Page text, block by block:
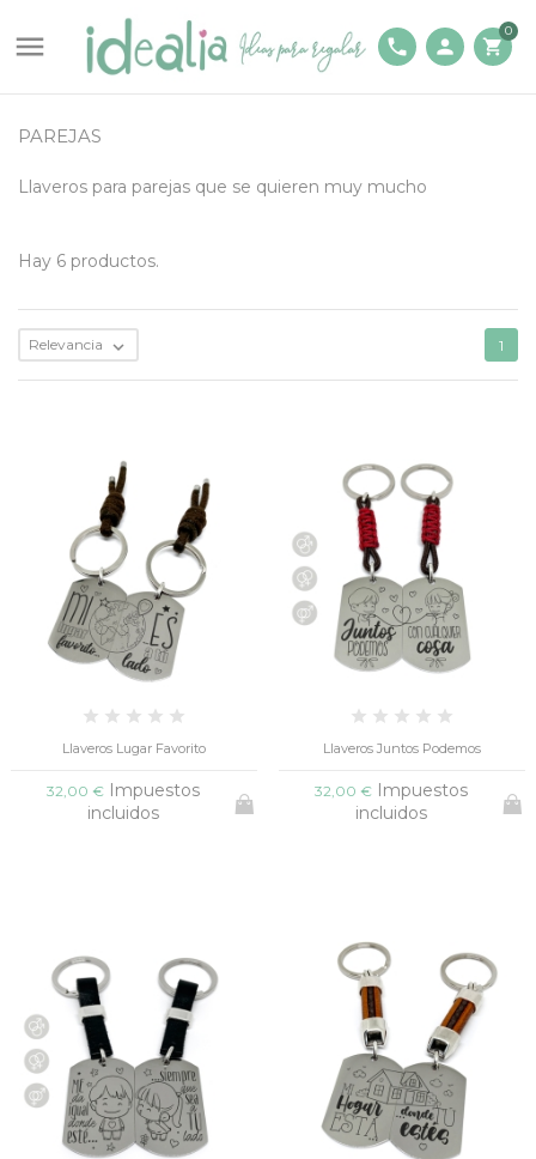
 phone person shopping_cart
0
PAREJAS
Llaveros para parejas que se quieren muy mucho
Hay 6 productos.
Relevancia  1
Llaveros Lugar Favorito
32,00 € Impuestos
incluidos
Llaveros Juntos Podemos
32,00 € Impuestos
incluidos